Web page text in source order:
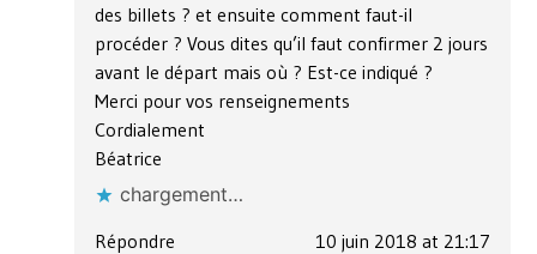
des billets ? et ensuite comment faut-il
procéder ? Vous dites qu’il faut confirmer 2 jours
avant le départ mais où ? Est-ce indiqué ?
Merci pour vos renseignements
Cordialement
Béatrice
chargement…
Répondre
10 juin 2018 at 21:17